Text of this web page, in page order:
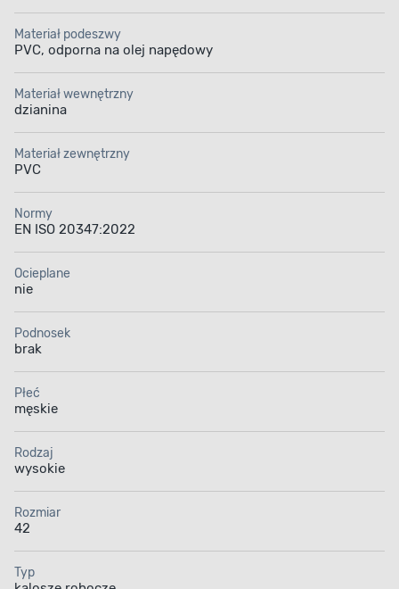
Materiał podeszwy
PVC, odporna na olej napędowy
Materiał wewnętrzny
dzianina
Materiał zewnętrzny
PVC
Normy
EN ISO 20347:2022
Ocieplane
nie
Podnosek
brak
Płeć
męskie
Rodzaj
wysokie
Rozmiar
42
Typ